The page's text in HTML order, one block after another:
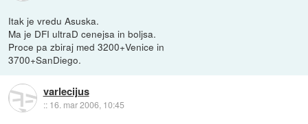
Itak je vredu Asuska.
Ma je DFI ultraD cenejsa in boljsa.
Proce pa zbiraj med 3200+Venice in
3700+SanDiego.
varlecijus
:: 16. mar 2006, 10:45